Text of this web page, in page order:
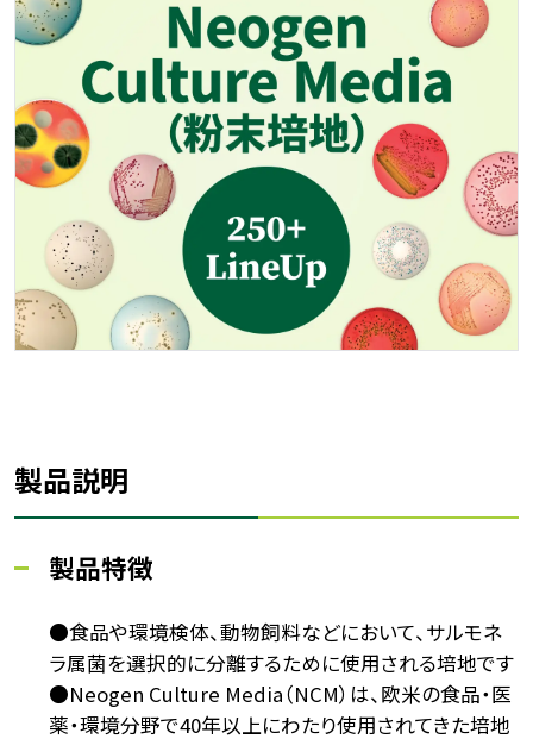
製品説明
製品特徴
●食品や環境検体、動物飼料などにおいて、サルモネ
ラ属菌を選択的に分離するために使用される培地です
●Neogen Culture Media（NCM）は、欧米の食品・医
薬・環境分野で40年以上にわたり使用されてきた培地